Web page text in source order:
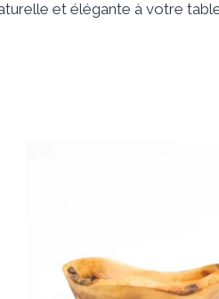
et élégante à votre